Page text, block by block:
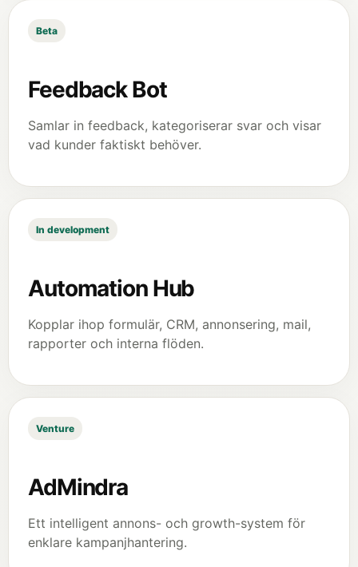
Beta
Feedback Bot
Samlar in feedback, kategoriserar svar och visar
vad kunder faktiskt behöver.
In development
Automation Hub
Kopplar ihop formulär, CRM, annonsering, mail,
rapporter och interna flöden.
Venture
AdMindra
Ett intelligent annons- och growth-system för
enklare kampanjhantering.